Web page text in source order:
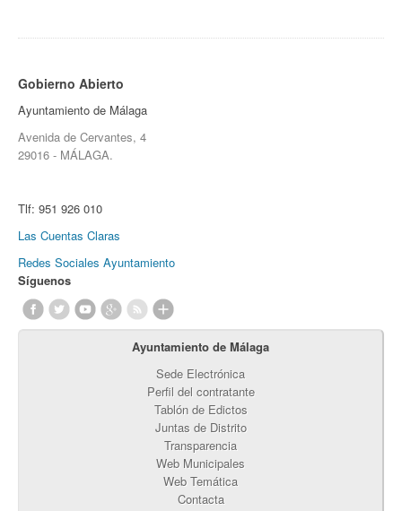
Gobierno Abierto
Ayuntamiento de Málaga
Avenida de Cervantes, 4
29016 - MÁLAGA.
Tlf: 951 926 010
Las Cuentas Claras
Redes Sociales Ayuntamiento
Síguenos
Ayuntamiento de Málaga
Sede Electrónica
Perfil del contratante
Tablón de Edictos
Juntas de Distrito
Transparencia
Web Municipales
Web Temática
Contacta